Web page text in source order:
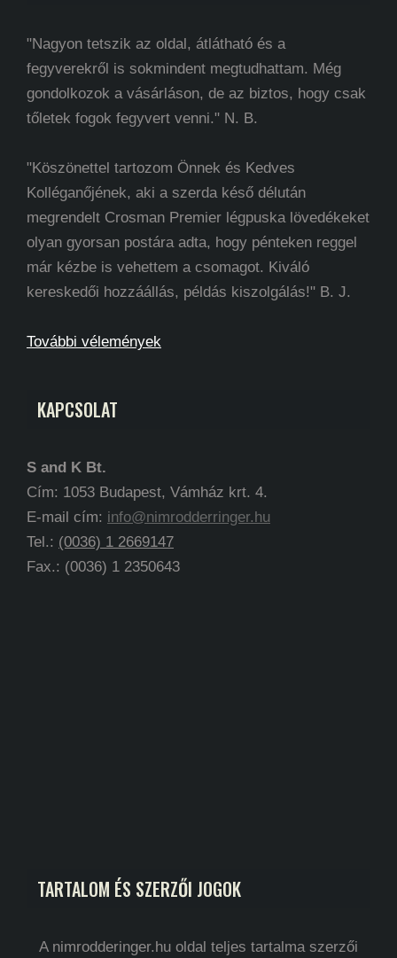
"Nagyon tetszik az oldal, átlátható és a
fegyverekről is sokmindent megtudhattam. Még
gondolkozok a vásárláson, de az biztos, hogy csak
tőletek fogok fegyvert venni." N. B.
"Köszönettel tartozom Önnek és Kedves
Kolléganőjének, aki a szerda késő délután
megrendelt Crosman Premier légpuska lövedékeket
olyan gyorsan postára adta, hogy pénteken reggel
már kézbe is vehettem a csomagot. Kiváló
kereskedői hozzáállás, példás kiszolgálás!" B. J.
További vélemények
KAPCSOLAT
S and K Bt.
Cím: 1053 Budapest, Vámház krt. 4.
E-mail cím: info@nimrodderringer.hu
Tel.: (0036) 1 2669147
Fax.: (0036) 1 2350643
TARTALOM ÉS SZERZŐI JOGOK
A nimrodderinger.hu oldal teljes tartalma szerzői